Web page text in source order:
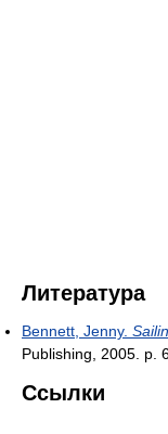
Литература
Bennett, Jenny.
Publishing, 2005. p.
Ссылки